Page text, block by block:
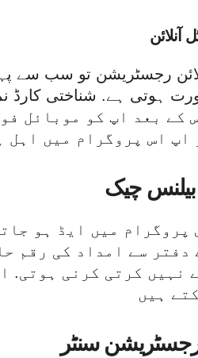
رجسٹریشن تو سب سے
کے بعد اپ کو موبائل
اپ اس پروگرام میں اہل
چیک
پروگرام میں ایڈ ہو
دفتر سے امداد کی رقم
نہیں کرتی کرنی ہوتی.
ہیں
سنٹر